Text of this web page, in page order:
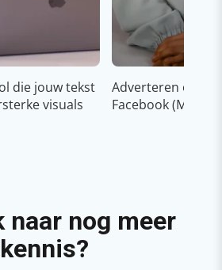
die jouw tekst
visuals
Adverteren op
Facebook (Meta)
naar nog meer
kennis?